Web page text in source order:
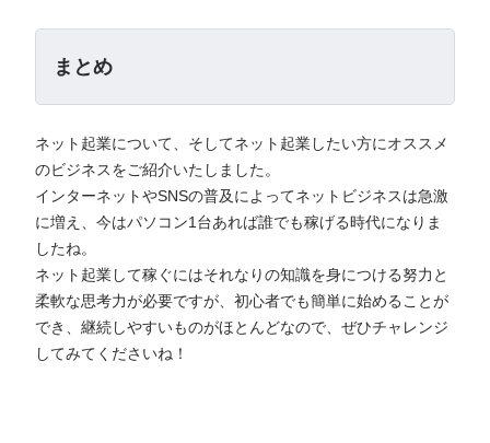
まとめ
ネット起業について、そしてネット起業したい方にオススメ
のビジネスをご紹介いたしました。
インターネットやSNSの普及によってネットビジネスは急激
に増え、今はパソコン1台あれば誰でも稼げる時代になりま
したね。
ネット起業して稼ぐにはそれなりの知識を身につける努力と
柔軟な思考力が必要ですが、初心者でも簡単に始めることが
でき、継続しやすいものがほとんどなので、ぜひチャレンジ
してみてくださいね！